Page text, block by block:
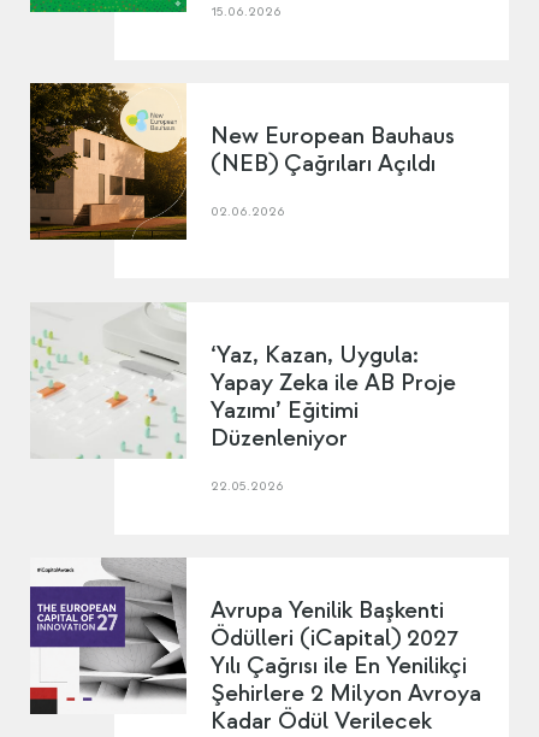
15.06.2026
New European Bauhaus
(NEB) Çağrıları Açıldı
02.06.2026
‘Yaz, Kazan, Uygula:
Yapay Zeka ile AB Proje
Yazımı’ Eğitimi
Düzenleniyor
22.05.2026
Avrupa Yenilik Başkenti
Ödülleri (iCapital) 2027
Yılı Çağrısı ile En Yenilikçi
Şehirlere 2 Milyon Avroya
Kadar Ödül Verilecek